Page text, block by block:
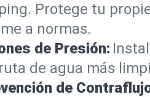
Protege tu
a normas.
de Presión:
de agua más
de